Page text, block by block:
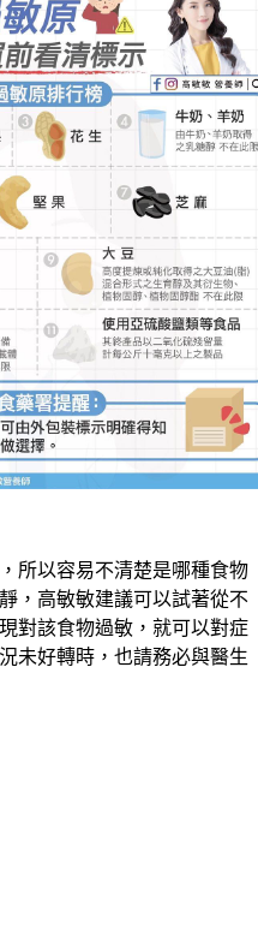
所以容易不清楚是哪種食物
，高敏敏建議可以試著從不
對該食物過敏，就可以對症
未好轉時，也請務必與醫生